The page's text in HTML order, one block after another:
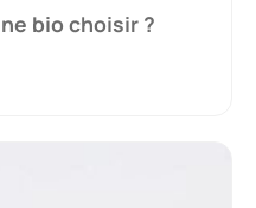
bio choisir ?